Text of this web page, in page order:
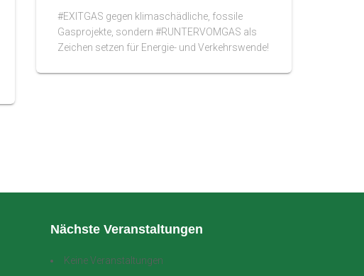
#EXITGAS gegen klimaschädliche, fossile
Gasprojekte, sondern #RUNTERVOMGAS als
Zeichen setzen für Energie- und Verkehrswende!
Nächste Veranstaltungen
Keine Veranstaltungen